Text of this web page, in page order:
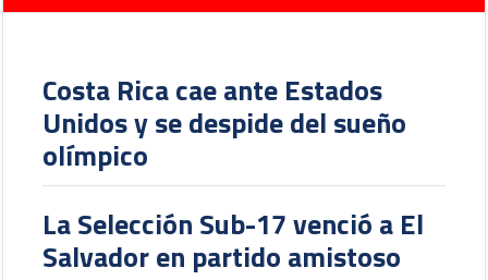
Costa Rica cae ante Estados
Unidos y se despide del sueño
olímpico
La Selección Sub-17 venció a El
Salvador en partido amistoso